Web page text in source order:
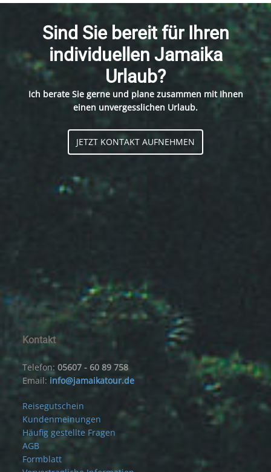
Sind Sie bereit für Ihren
individuellen Jamaika
Urlaub?
Ich berate Sie gerne und plane zusammen mit Ihnen
einen unvergesslichen Urlaub.
JETZT KONTAKT AUFNEHMEN
Kontakt
Telefon:05607 - 60 89 758
Email: info@jamaikatour.de
Reisegutschein
Kundenmeinungen
Häufig gestellte Fragen
AGB
Formblatt